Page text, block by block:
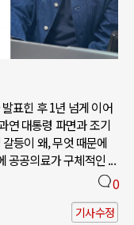
표힌 후 1년 넘게 이어
연 대통령 파면과 조기
등이 왜, 무엇 때문에
공공의료가 구체적인 ...
0
기사수정